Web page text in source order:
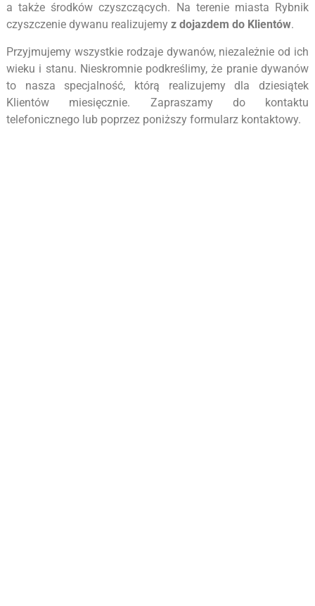
a także środków czyszczących. Na terenie miasta Rybnik
czyszczenie dywanu realizujemy z dojazdem do Klientów.
Przyjmujemy wszystkie rodzaje dywanów, niezależnie od ich
wieku i stanu. Nieskromnie podkreślimy, że pranie dywanów
to nasza specjalność, którą realizujemy dla dziesiątek
Klientów miesięcznie. Zapraszamy do kontaktu
telefonicznego lub poprzez poniższy formularz kontaktowy.